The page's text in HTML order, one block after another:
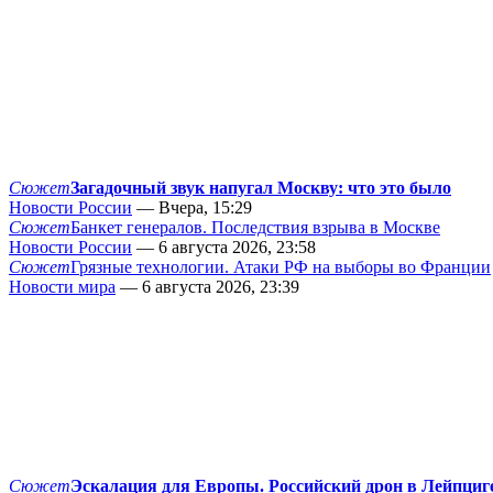
СюжетЗагадочный звук напугал Москву: что это было
Новости России — Вчера, 15:29
СюжетБанкет генералов. Последствия взрыва в Москве
Новости России — 6 августа 2026, 23:58
СюжетГрязные технологии. Атаки РФ на выборы во Франции
Новости мира — 6 августа 2026, 23:39
СюжетЭскалация для Европы. Российский дрон в